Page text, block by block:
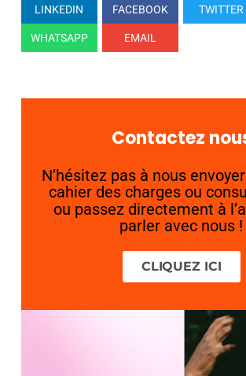
LINKEDIN FACEBOOK TWITTER
WHATSAPP EMAIL
Contactez
N’hésitez pas à nous
cahier des charges ou
ou passez directement à
parler avec nous !
CLIQUEZ ICI